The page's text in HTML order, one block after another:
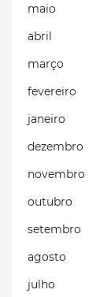
maio
abril
março
fevereiro
janeiro
dezembro
novembro
outubro
setembro
agosto
julho